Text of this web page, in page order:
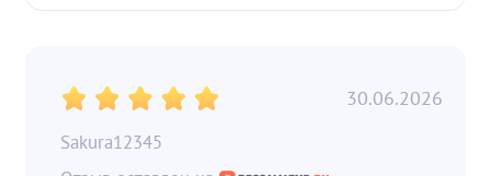
Sakura12345
30.06.2026